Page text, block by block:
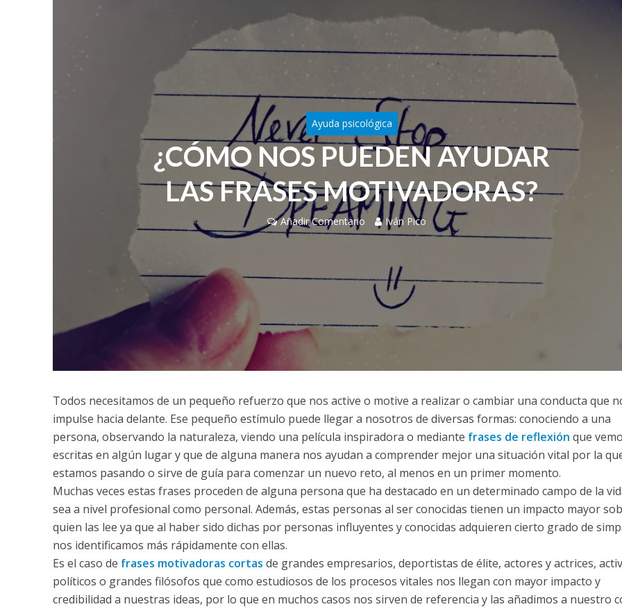
Ayuda psicológica
¿CÓMO NOS PUEDEN AYUDAR
LAS FRASES MOTIVADORAS?
Añadir Comentario Iván Pico
Todos necesitamos de un pequeño refuerzo que nos active o motive a realizar o cambiar una conducta que
impulse hacia delante. Ese pequeño estímulo puede llegar a nosotros de diversas formas: conociendo a una
persona, observando la naturaleza, viendo una película inspiradora o mediante frases de reflexión que
escritas en algún lugar y que de alguna manera nos ayudan a comprender mejor una situación vital por la
estamos pasando o sirve de guía para comenzar un nuevo reto, al menos en un primer momento.
Muchas veces estas frases proceden de alguna persona que ha destacado en un determinado campo de la
sea a nivel profesional como personal. Además, estas personas al ser conocidas tienen un impacto mayor
quien las lee ya que al haber sido dichas por personas influyentes y conocidas adquieren cierto grado de
nos identificamos más rápidamente con ellas.
Es el caso de frases motivadoras cortas de grandes empresarios, deportistas de élite, actores y actrices,
políticos o grandes filósofos que como estudiosos de los procesos vitales nos llegan con mayor impacto y
credibilidad a nuestras ideas, por lo que en muchos casos nos sirven de referencia y las añadimos a nuestro